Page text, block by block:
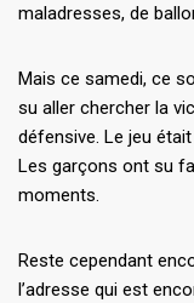
maladresses, de
Mais ce samedi, ce
su aller chercher la
défensive. Le jeu
Les garçons ont su
moments.
Reste cependant
l’adresse qui est